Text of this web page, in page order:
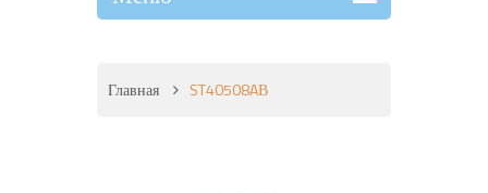
Главная ST40508AВ